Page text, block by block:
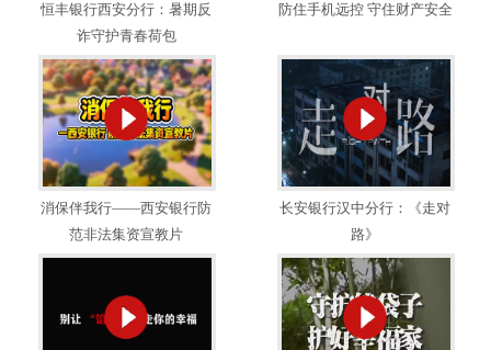
恒丰银行西安分行：暑期反
诈守护青春荷包
防住手机远控 守住财产安全
消保伴我行——西安银行防
范非法集资宣教片
长安银行汉中分行：《走对
路》